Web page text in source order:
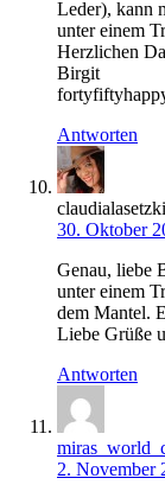
Leder), kann
unter einem
Herzlichen
Birgit
Antworten
claudialasetzki
30. Oktober
Genau, liebe
unter einem
dem Mantel.
Liebe Grüße
Antworten
2. November